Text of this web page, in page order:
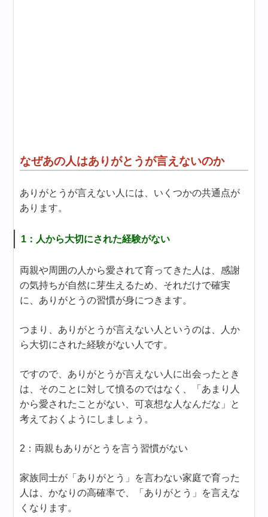
なぜあの人はありがとうが言えないのか
ありがとうが言えない人には、いくつかの共通点が
あります。
1：人から大切にされた経験がない
両親や周囲の人から愛されて育ってきた人は、感謝
の気持ちが自然に芽生えるため、それだけで確実
に、ありがとうの習慣が身につきます。
つまり、ありがとうが言えない人というのは、人か
ら大切にされた経験がない人です。
ですので、ありがとうが言えない人に出会ったとき
は、そのことに対して憤るのではなく、「あまり人
から愛されたことがない、可哀想な人なんだな」と
考えておくようにしましょう。
2：両親もありがとうを言う習慣がない
家族同士が「ありがとう」を言わない家庭で育った
人は、かなりの高確率で、「ありがとう」を言えな
くなります。